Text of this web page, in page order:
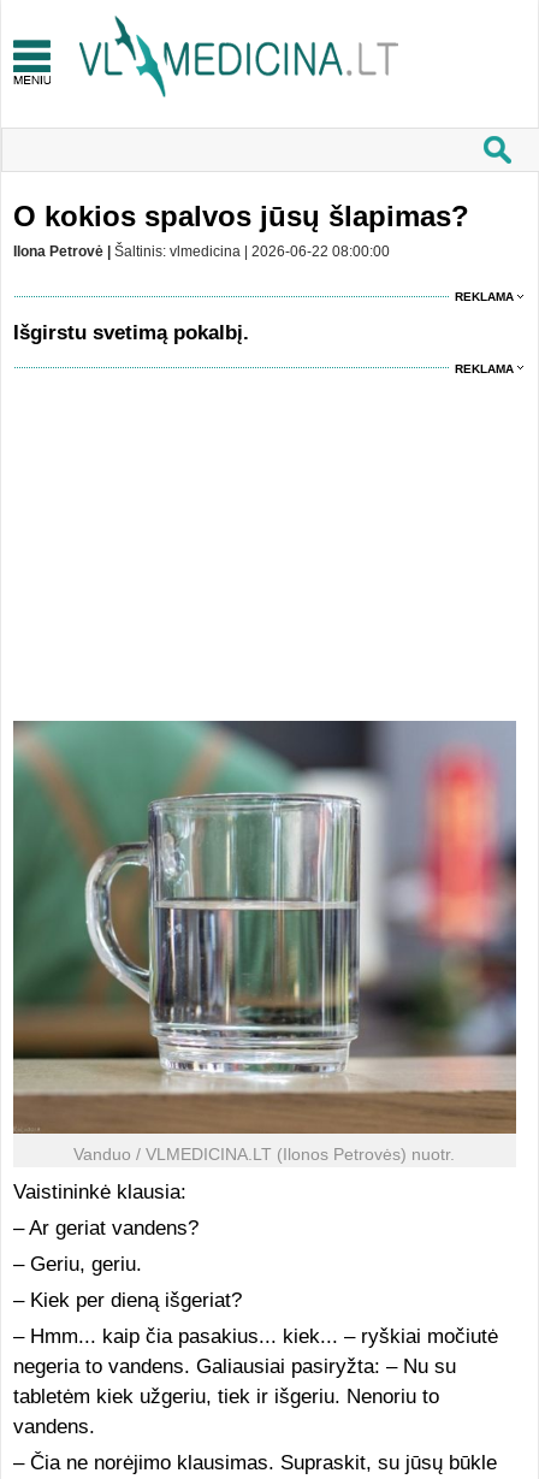
O kokios spalvos jūsų šlapimas?
Ilona Petrovė | Šaltinis: vlmedicina | 2026-06-22 08:00:00
REKLAMA
Išgirstu svetimą pokalbį.
REKLAMA
Vanduo / VLMEDICINA.LT (Ilonos Petrovės) nuotr.
Vaistininkė klausia:
– Ar geriat vandens?
– Geriu, geriu.
– Kiek per dieną išgeriat?
– Hmm... kaip čia pasakius... kiek... – ryškiai močiutė
negeria to vandens. Galiausiai pasiryžta: – Nu su
tabletėm kiek užgeriu, tiek ir išgeriu. Nenoriu to
vandens.
– Čia ne norėjimo klausimas. Supraskit, su jūsų būkle